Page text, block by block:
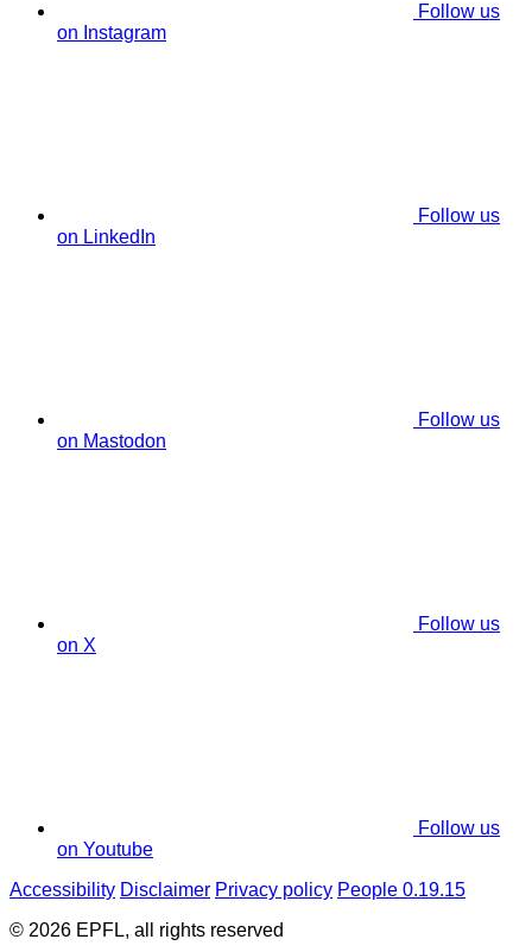
Follow us
on Instagram
Follow us
on LinkedIn
Follow us
on Mastodon
Follow us
on X
Follow us
on Youtube
Accessibility Disclaimer Privacy policy People 0.19.15
© 2026 EPFL, all rights reserved